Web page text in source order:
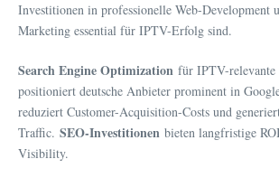
Investitionen in professionelle Web-Development
Marketing essential für IPTV-Erfolg sind.
Search Engine Optimization für IPTV-relevante
positioniert deutsche Anbieter prominent in
reduziert Customer-Acquisition-Costs und
Traffic. SEO-Investitionen bieten langfristige
Visibility.